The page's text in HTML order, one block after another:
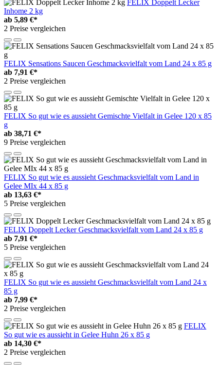
FELIX Doppelt Lecker
Inhome 2 kg
ab 5,89 €*
2 Preise vergleichen
FELIX Sensations Saucen Geschmacksvielfalt vom Land 24 x 85 g
ab 7,91 €*
2 Preise vergleichen
FELIX So gut wie es aussieht Gemischte Vielfalt in Gelee 120 x 85
g
ab 38,71 €*
9 Preise vergleichen
FELIX So gut wie es aussieht Geschmacksvielfalt vom Land in
Gelee MIx 44 x 85 g
ab 13,63 €*
5 Preise vergleichen
FELIX Doppelt Lecker Geschmacksvielfalt vom Land 24 x 85 g
ab 7,91 €*
5 Preise vergleichen
FELIX So gut wie es aussieht Geschmacksvielfalt vom Land 24 x
85 g
ab 7,99 €*
2 Preise vergleichen
FELIX
So gut wie es aussieht in Gelee Huhn 26 x 85 g
ab 14,30 €*
2 Preise vergleichen